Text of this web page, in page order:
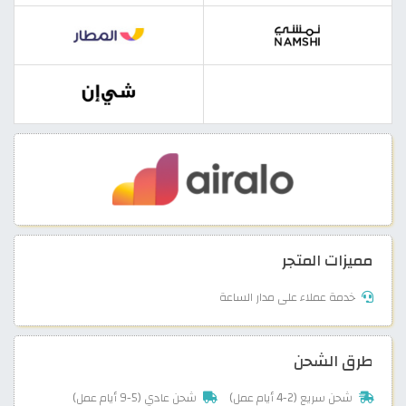
مميزات المتجر
خدمة عملاء على مدار الساعة
طرق الشحن
شحن سريع (2-4 أيام عمل) شحن عادي (5-9 أيام عمل)